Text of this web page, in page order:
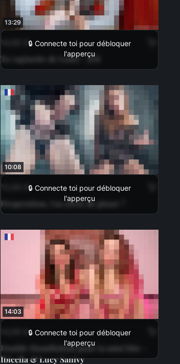
13:29
🔒 Connecte toi pour débloquer
l'apperçu
14,99 €
Ta vaginette de Loser - JOI
10:08
🔒 Connecte toi pour débloquer
l'apperçu
13,99 €
Desperation, t'as envie de pisser ?
14:03
🔒 Connecte toi pour débloquer
l'apperçu
14,99 €
Double Humiliation pour ta mini bite -
Ibicella & Lucy Sanivy